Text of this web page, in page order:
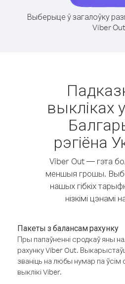
Выберыце ў загалоўку
Viber
выкліках
рэгіёна
Viber Out — гэта
меншыя грошы.
нашых гібкіх
нізкімі цэнамі
Пакеты з балансам рахунку
Пры папаўненні сродкаў яны
рахунку Viber Out.
званіць на любы нумар па ўсім
выклікі Viber.